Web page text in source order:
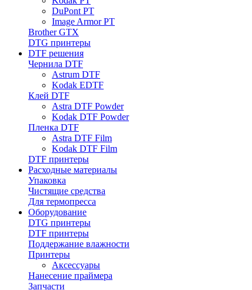
DuPont PT
Image Armor PT
Brother GTX
DTG принтеры
DTF решения
Чернила DTF
Astrum DTF
Kodak EDTF
Клей DTF
Astra DTF Powder
Kodak DTF Powder
Пленка DTF
Astra DTF Film
Kodak DTF Film
DTF принтеры
Расходные материалы
Упаковка
Чистящие средства
Для термопресса
Оборудование
DTG принтеры
DTF принтеры
Поддержание влажности
Принтеры
Аксессуары
Нанесение праймера
Запчасти